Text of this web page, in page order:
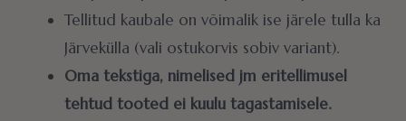
Tellitud kaubale on võimalik ise järele tulla ka
Järvekülla (vali ostukorvis sobiv variant).
Oma tekstiga, nimelised jm eritellimusel
tehtud tooted ei kuulu tagastamisele.